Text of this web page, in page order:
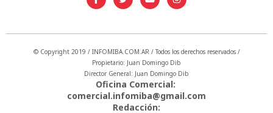
© Copyright 2019 / INFOMIBA.COM.AR / Todos los derechos reservados /
Propietario: Juan Domingo Dib
Director General: Juan Domingo Dib
Oficina Comercial:
comercial.infomiba@gmail.com
Redacción: